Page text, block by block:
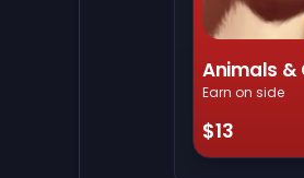
Animals &
Earn on side
$13